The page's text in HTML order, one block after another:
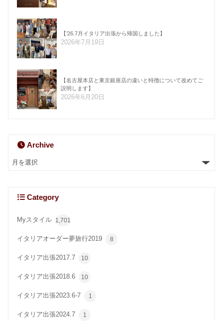
【’26.7月イタリア出張から帰国しました】
2026年7月19日
【名古屋本店と東京銀座店の違いと特徴について改めてご
説明します】
2026年6月20日
Archive
Category
Myスタイル 1,701
イタリアオーダー夢旅行2019 8
イタリア出張2017.7 10
イタリア出張2018.6 10
イタリア出張2023.6-7 1
イタリア出張2024.7 1